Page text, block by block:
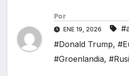
Por
ENE 19, 2026
#Donald Trump,
#Groenlandia,